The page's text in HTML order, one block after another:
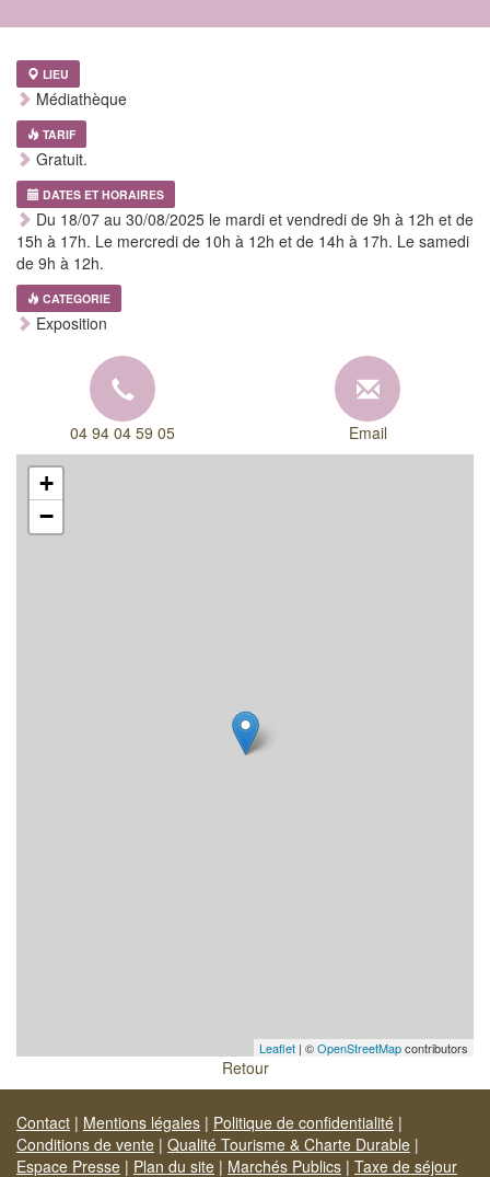
LIEU
Médiathèque
TARIF
Gratuit.
DATES ET HORAIRES
Du 18/07 au 30/08/2025 le mardi et vendredi de 9h à 12h et de
15h à 17h. Le mercredi de 10h à 12h et de 14h à 17h. Le samedi
de 9h à 12h.
CATEGORIE
Exposition
04 94 04 59 05 Email
+
−
Leaflet | ©OpenStreetMapcontributors
Retour
Contact | Mentions légales | Politique de confidentialité |
Conditions de vente | Qualité Tourisme & Charte Durable |
Espace Presse | Plan du site | Marchés Publics | Taxe de séjour